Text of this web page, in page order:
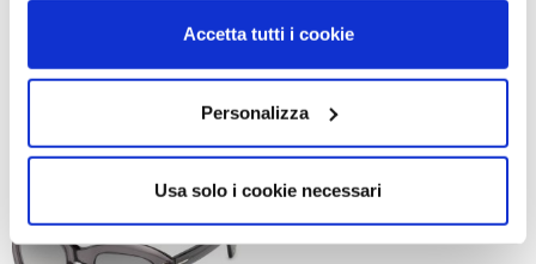
Accetta tutti i cookie
Personalizza
Usa solo i cookie necessari
Read more